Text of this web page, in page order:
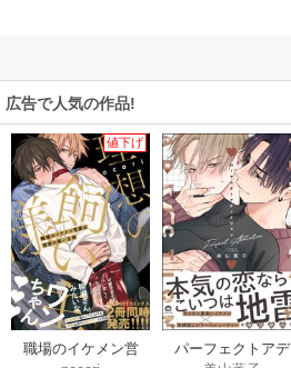
広告で人気の作品!
値下げ
職場のイケメン営
パーフェクトアデ